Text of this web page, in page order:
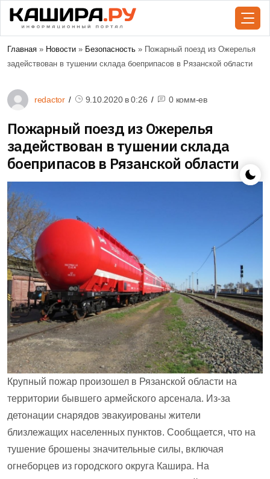
Главная » Новости » Безопасность » Пожарный поезд из Ожерелья
задействован в тушении склада боеприпасов в Рязанской области
redactor 9.10.2020 в0:26 0 комм-ев
Пожарный поезд из Ожерелья
задействован в тушении склада
боеприпасов в Рязанской области
Крупный пожар произошел в Рязанской области на
территории бывшего армейского арсенала. Из-за
детонации снарядов эвакуированы жители
близлежащих населенных пунктов. Сообщается, что на
тушение брошены значительные силы, включая
огнеборцев из городского округа Кашира. На